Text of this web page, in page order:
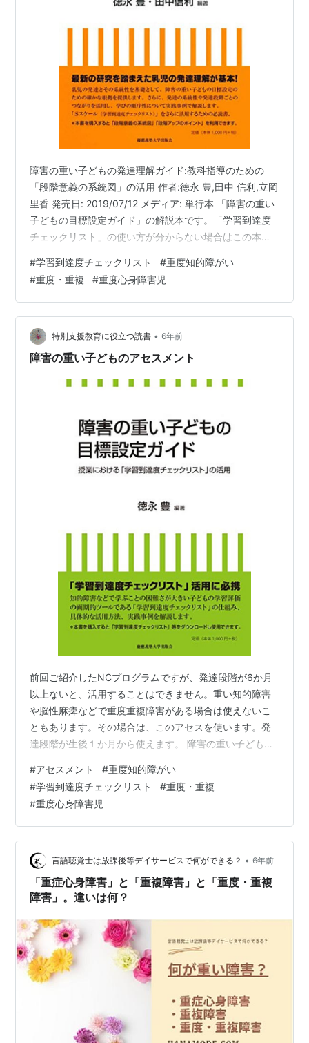
障害の重い子どもの発達理解ガイド:教科指導のための
「段階意義の系統図」の活用 作者:徳永 豊,田中 信利,立岡
里香 発売日: 2019/07/12 メディア: 単行本 「障害の重い
子どもの目標設定ガイド」の解説本です。「学習到達度
チェックリスト」の使い方が分からない場合はこの本が
#学習到達度チェックリスト #重度知的障がい
#重度・重複 #重度心身障害児
特別支援教育に役立つ読書 • 6年前
障害の重い子どものアセスメント
前回ご紹介したNCプログラムですが、発達段階が6か月
以上ないと、活用することはできません。重い知的障害
や脳性麻痺などで重度重複障害がある場合は使えないこ
ともあります。その場合は、このアセスを使います。発
達段階が生後１か月から使えます。 障害の重い子どもの
ト」の活用 作者:徳永 豊,一木 薫,田中 信利,古山 勝,宮崎
亜紀,吉川 知夫 発売日: 2014/10/04 メディア: 単行本 こ
のアセスのさらに素晴らしいことは、特別支援学校の個
別教育計画作成に役立つことです。評価の枠組みが、国
語、算数、生活、運動・動作に分かれているので、初期
段階…
#アセスメント #重度知的障がい
#学習到達度チェックリスト #重度・重複
#重度心身障害児
言語聴覚士は放課後等デイサービスで何ができる？ • 6年前
「重症心身障害」と「重複障害」と「重度・重複
障害」。違いは何？